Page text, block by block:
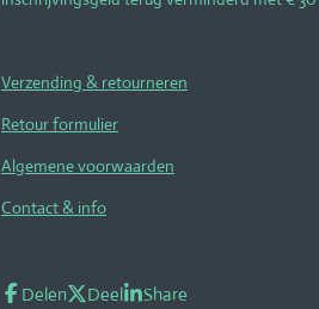
Verzending & retourneren
Retour formulier
Algemene voorwaarden
Contact & info
Delen Deel Share